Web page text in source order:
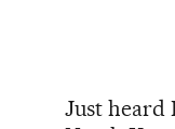
Just heard